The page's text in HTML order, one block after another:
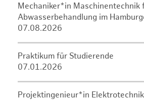
Mechaniker*in Maschinentechnik
Abwasserbehandlung im
07.08.2026
Praktikum für Studierende
07.01.2026
Projektingenieur*in Elektrotechnik